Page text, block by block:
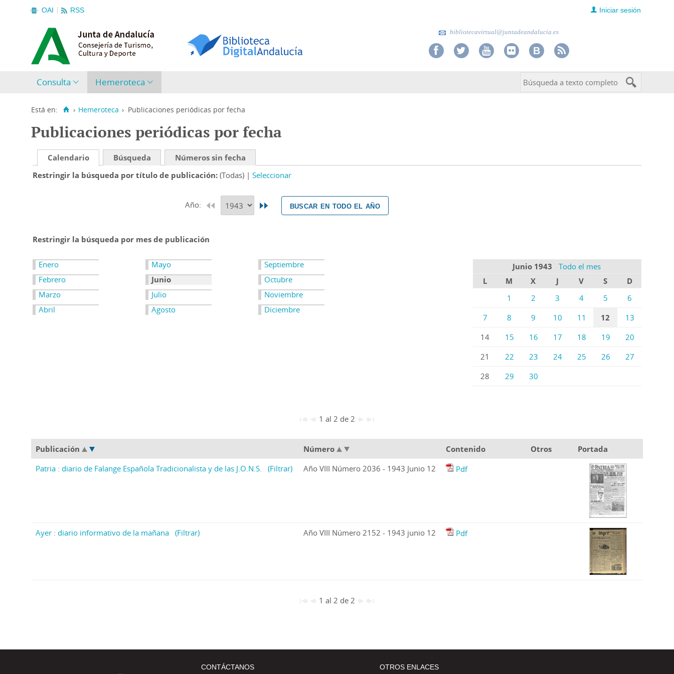
OAI RSS Iniciar sesión
bibliotecavirtual@juntadeandalucia.es
Consulta Hemeroteca
Está en: › Hemeroteca › Publicaciones periódicas por fecha
Publicaciones periódicas por fecha
Calendario Búsqueda
Números sin fecha
Restringir la búsqueda por título de publicación (Todas) Seleccionar
Año: buscar en todo el año
Restringir la búsqueda por mes de publicación
Enero
Febrero
Marzo
Abril
Mayo
Junio
Julio
Agosto
Septiembre
Octubre
Noviembre
Diciembre
Junio 1943
Todo el mes
L
M X J V S
D
1
2 3 4 5
6
7
8 9 10 11 12
13
14
15 16 17 18 19
20
21
22 23 24 25 26
27
28
29 30
1 al 2 de 2
Publicación Número Contenido Otros
Portada
Patria : diario de Falange Española Tradicionalista y de las J.O.N.S.
(Filtrar) Año VIII Número 2036 - 1943 Junio 12 Pdf
Ayer : diario informativo de la mañana (Filtrar) Año VIII Número 2152 - 1943 junio 12 Pdf
1 al 2 de 2
CONTÁCTANOS OTROS ENLACES